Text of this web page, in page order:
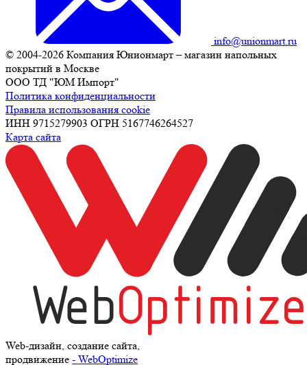
info@unionmart.ru
© 2004-2026 Компания Юнионмарт – магазин напольных
покрытий в Москве
ООО ТД "ЮМ Импорт"
Политика конфиденциальности
Правила использования cookie
ИНН 9715279903 ОГРН 5167746264527
Карта сайта
Web-дизайн, создание сайта,
продвижение - WebOptimize